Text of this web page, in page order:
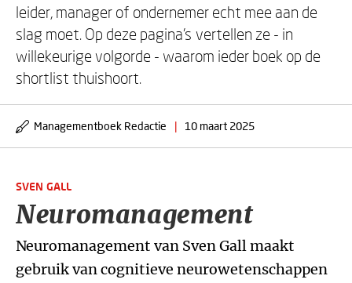
leider, manager of ondernemer echt mee aan de
slag moet. Op deze pagina’s vertellen ze - in
willekeurige volgorde - waarom ieder boek op de
shortlist thuishoort.
Managementboek Redactie | 10 maart 2025
SVEN GALL
Neuromanagement
Neuromanagement van Sven Gall maakt
gebruik van cognitieve neurowetenschappen